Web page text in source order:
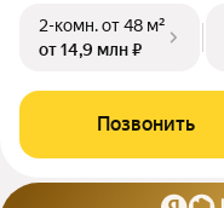
2-комн.от 48 м²
от 14,9 млн ₽
Позвонить